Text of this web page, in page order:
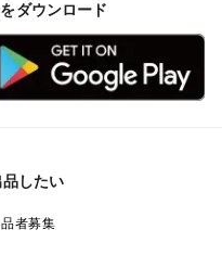
ダウンロード
品したい
者募集